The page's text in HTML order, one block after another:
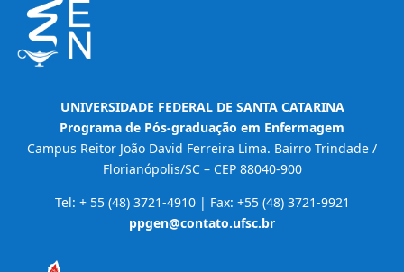
UNIVERSIDADE FEDERAL DE SANTA CATARINA
Programa de Pós-graduação em Enfermagem
Campus Reitor João David Ferreira Lima. Bairro Trindade /
Florianópolis/SC – CEP 88040-900
Tel: + 55 (48) 3721-4910 | Fax: +55 (48) 3721-9921
ppgen@contato.ufsc.br